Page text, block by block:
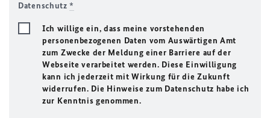
Datenschutz*
Ich willige ein, dass meine vorstehenden
personenbezogenen Daten vom Auswärtigen Amt
zum Zwecke der Meldung einer Barriere auf der
Webseite verarbeitet werden. Diese Einwilligung
kann ich jederzeit mit Wirkung für die Zukunft
widerrufen. Die Hinweise zum Datenschutz habe ich
zur Kenntnis genommen.